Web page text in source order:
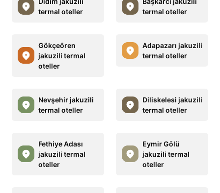
termal oteller
termal oteller
Gökçeören
jakuzili termal
oteller
Adapazarı jakuzili
termal oteller
Nevşehir jakuzili
termal oteller
Diliskelesi jakuzili
termal oteller
Fethiye Adası
jakuzili termal
oteller
Eymir Gölü
jakuzili termal
oteller